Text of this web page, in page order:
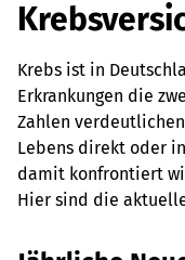
Krebs ist in
Erkrankungen die
Zahlen
Lebens direkt oder
damit konfrontiert
Hier sind die